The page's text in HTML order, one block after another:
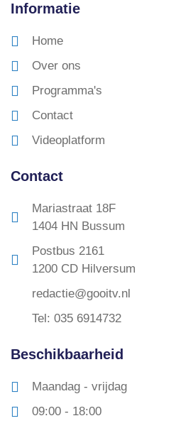
Informatie
Home
Over ons
Programma's
Contact
Videoplatform
Contact
Mariastraat 18F
1404 HN Bussum
Postbus 2161
1200 CD Hilversum
redactie@gooitv.nl
Tel: 035 6914732
Beschikbaarheid
Maandag - vrijdag
09:00 - 18:00